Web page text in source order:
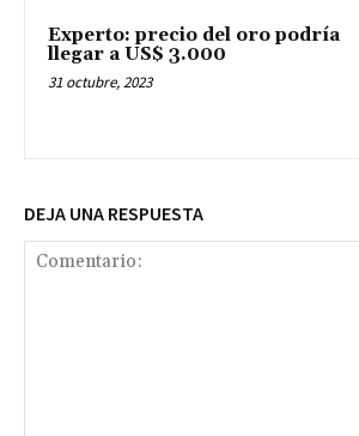
Experto: precio del oro podría
llegar a US$ 3.000
31 octubre, 2023
DEJA UNA RESPUESTA